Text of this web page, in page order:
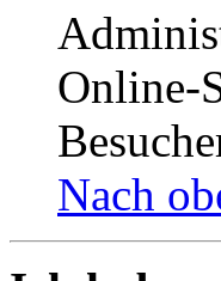
Online-
Nach